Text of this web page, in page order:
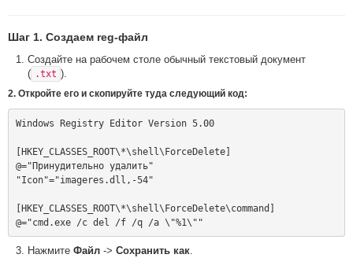
Шаг 1. Создаем reg-файл
Создайте на рабочем столе обычный текстовый документ
( .txt ).
2. Откройте его и скопируйте туда следующий код:
Windows Registry Editor Version 5.00
[HKEY_CLASSES_ROOT\*\shell\ForceDelete]
@="Принудительно удалить"
"Icon"="imageres.dll,-54"
[HKEY_CLASSES_ROOT\*\shell\ForceDelete\command]
Нажмите Файл -> Сохранить как.